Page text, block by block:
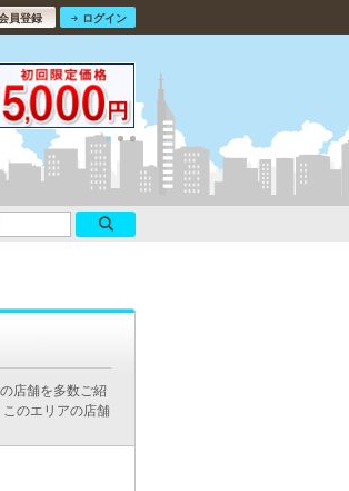
員登録 ログイン
店舗を多数ご紹
のエリアの店舗